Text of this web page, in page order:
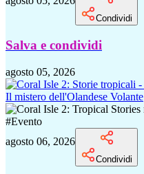
Condividi
Salva e condividi
agosto 05, 2026
Il mistero dell'Olandese Volante
#Evento
agosto 06, 2026
Condividi